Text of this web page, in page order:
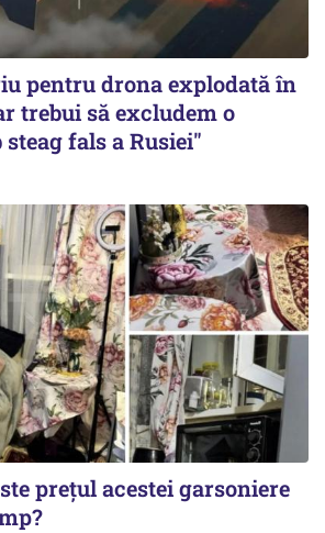
pentru drona explodată în
trebui să excludem o
fals a Rusiei"
prețul acestei garsoniere